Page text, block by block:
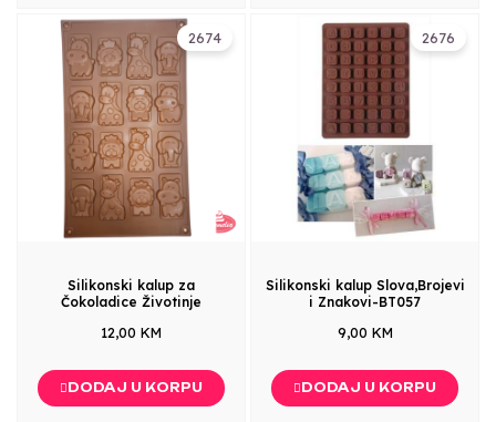
2674
Silikonski kalup za
Čokoladice Životinje
12,00 KM
DODAJ U KORPU
2676
Silikonski kalup Slova,Brojevi
i Znakovi-BT057
9,00 KM
DODAJ U KORPU